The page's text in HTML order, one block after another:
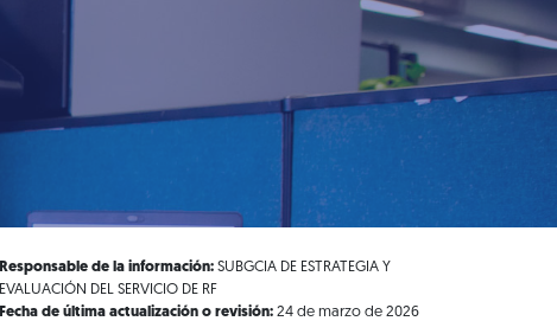
Responsable de la información: SUBGCIA DE ESTRATEGIA Y
EVALUACIÓN DEL SERVICIO DE RF
Fecha de última actualización o revisión: 24 de marzo de 2026